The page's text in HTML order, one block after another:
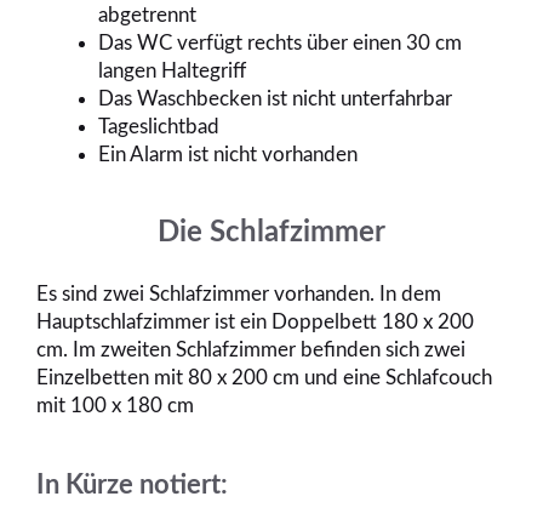
abgetrennt
Das WC verfügt rechts über einen 30 cm
langen Haltegriff
Das Waschbecken ist nicht unterfahrbar
Tageslichtbad
Ein Alarm ist nicht vorhanden
Die Schlafzimmer
Es sind zwei Schlafzimmer vorhanden. In dem
Hauptschlafzimmer ist ein Doppelbett 180 x 200
cm. Im zweiten Schlafzimmer befinden sich zwei
Einzelbetten mit 80 x 200 cm und eine Schlafcouch
mit 100 x 180 cm
In Kürze notiert: